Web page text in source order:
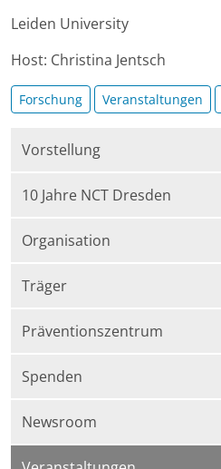
Leiden University
Host: Christina Jentsch
Forschung Veranstaltungen
Vorstellung
10 Jahre NCT Dresden
Organisation
Träger
Präventionszentrum
Spenden
Newsroom